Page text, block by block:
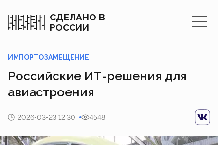
СДЕЛАНО В
РОССИИ
ИМПОРТОЗАМЕЩЕНИЕ
Российские ИТ-решения для
авиастроения
2026-03-23 12:30 4548